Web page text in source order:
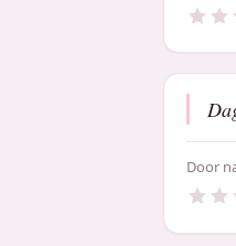
Door